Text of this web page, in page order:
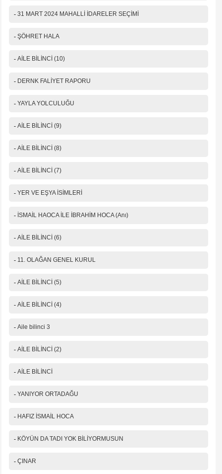
- 31 MART 2024 MAHALLİ İDARELER SEÇİMİ
- ŞÖHRET HALA
- AİLE BİLİNCİ (10)
- DERNK FALİYET RAPORU
- YAYLA YOLCULUĞU
- AİLE BİLİNCİ (9)
- AİLE BİLİNCİ (8)
- AİLE BİLİNCİ (7)
- YER VE EŞYA İSİMLERİ
- İSMAİL HAOCA İLE İBRAHİM HOCA (Anı)
- AİLE BİLİNCİ (6)
- 11. OLAĞAN GENEL KURUL
- AİLE BİLİNCİ (5)
- AİLE BİLİNCİ (4)
- Aile bilinci 3
- AİLE BİLİNCİ (2)
- AİLE BİLİNCİ
- YANIYOR ORTADAĞU
- HAFIZ İSMAİL HOCA
- KÖYÜN DA TADI YOK BİLİYORMUSUN
- ÇINAR